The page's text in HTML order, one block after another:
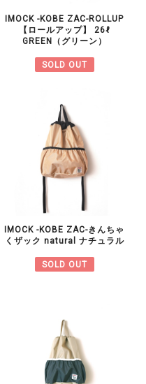
IMOCK -KOBE ZAC-ROLLUP
【ロールアップ】 26ℓ
GREEN（グリーン）
SOLD OUT
IMOCK -KOBE ZAC-きんちゃ
くザック natural ナチュラル
SOLD OUT